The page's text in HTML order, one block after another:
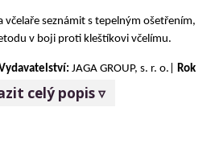
včelaře seznámit s tepelným ošetřením,
v boji proti kleštíkovi včelímu.
JAGA GROUP, s. r. o.
Rok
celý popis ▿